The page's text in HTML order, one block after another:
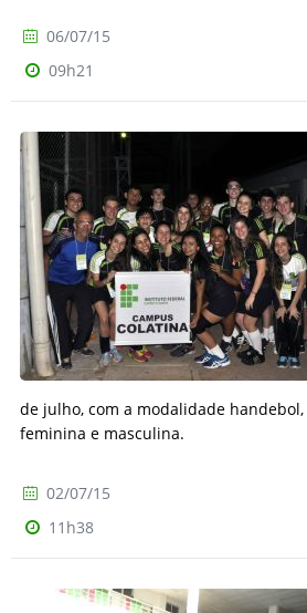
06/07/15
09h21
de julho, com a modalidade
feminina e masculina.
02/07/15
11h38